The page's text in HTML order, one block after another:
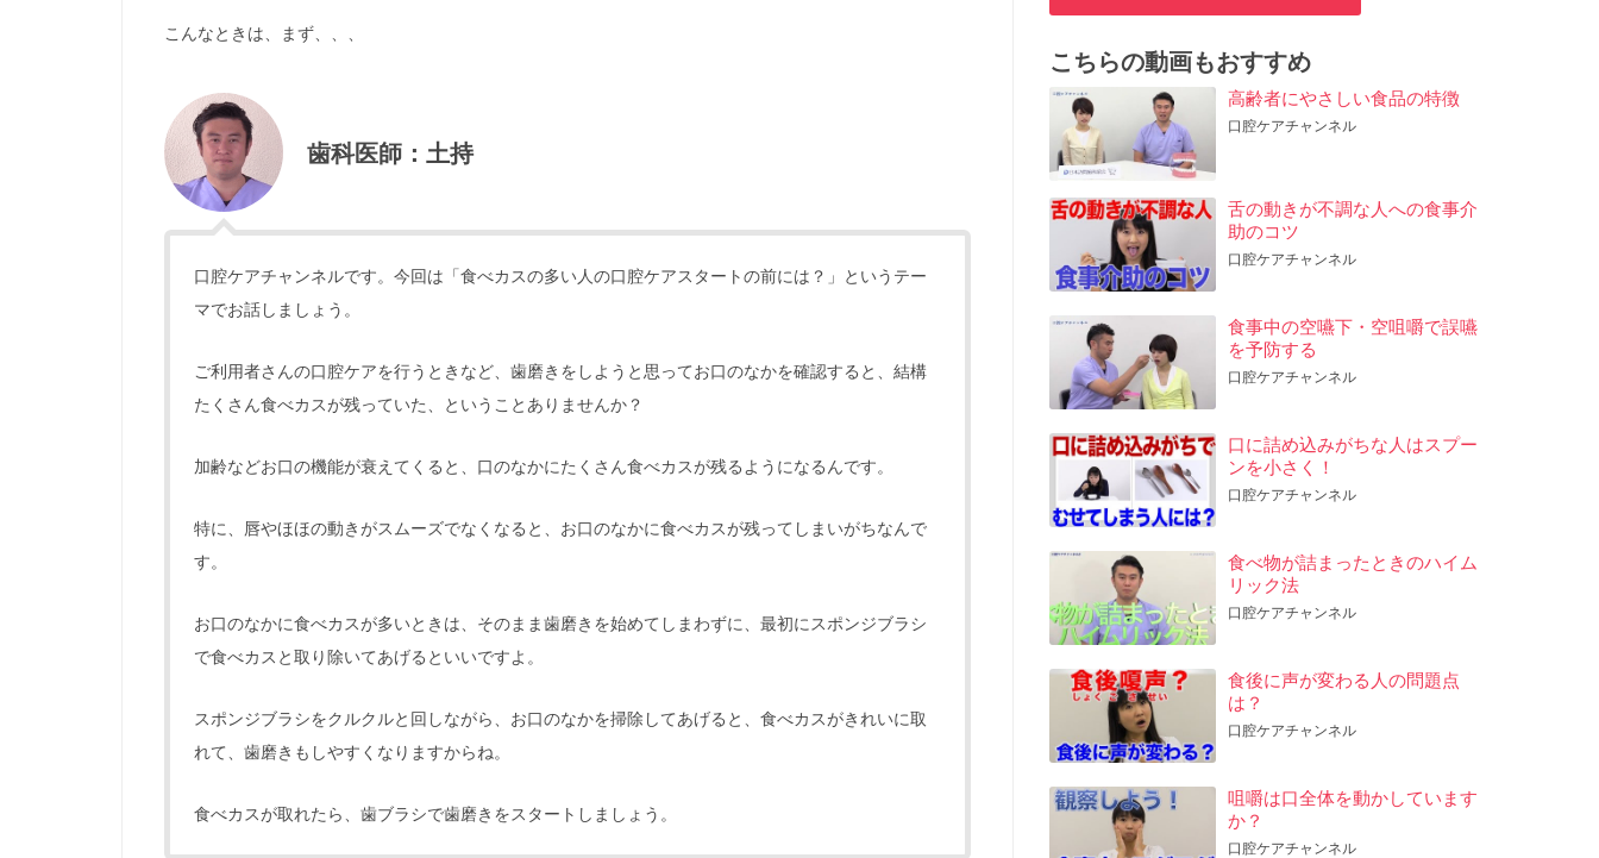
こんなときは、まず、、、
歯科医師：土持
口腔ケアチャンネルです。今回は「食べカスの多い人の口腔ケアスタートの前には？」というテー
マでお話しましょう。
ご利用者さんの口腔ケアを行うときなど、歯磨きをしようと思ってお口のなかを確認すると、結構
たくさん食べカスが残っていた、ということありませんか？
加齢などお口の機能が衰えてくると、口のなかにたくさん食べカスが残るようになるんです。
特に、唇やほほの動きがスムーズでなくなると、お口のなかに食べカスが残ってしまいがちなんで
す。
お口のなかに食べカスが多いときは、そのまま歯磨きを始めてしまわずに、最初にスポンジブラシ
で食べカスと取り除いてあげるといいですよ。
スポンジブラシをクルクルと回しながら、お口のなかを掃除してあげると、食べカスがきれいに取
れて、歯磨きもしやすくなりますからね。
食べカスが取れたら、歯ブラシで歯磨きをスタートしましょう。
こちらの動画もおすすめ
高齢者にやさしい食品の特徴
口腔ケアチャンネル
舌の動きが不調な人への食事介
助のコツ
口腔ケアチャンネル
食事中の空嚥下・空咀嚼で誤嚥
を予防する
口腔ケアチャンネル
口に詰め込みがちな人はスプー
ンを小さく！
口腔ケアチャンネル
食べ物が詰まったときのハイム
リック法
口腔ケアチャンネル
食後に声が変わる人の問題点
は？
口腔ケアチャンネル
咀嚼は口全体を動かしています
か？
口腔ケアチャンネル